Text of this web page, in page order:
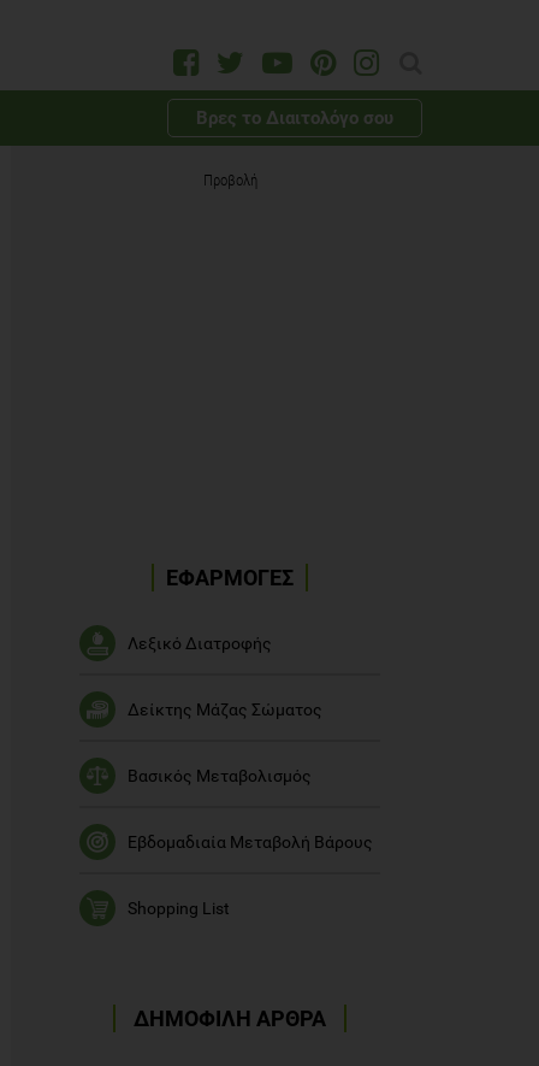
Βρες το Διαιτολόγο σου
Προβολή
ΔΗΜΟΦΙΛΗ ΑΡΘΡΑ
ΕΦΑΡΜΟΓΕΣ
Λεξικό Διατροφής
Δείκτης Μάζας Σώματος
Βασικός Μεταβολισμός
Εβδομαδιαία Μεταβολή Βάρους
Shopping List